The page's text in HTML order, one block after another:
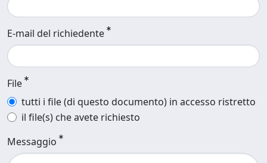
E-mail del richiedente
File
tutti i file (di questo documento) in accesso ristretto
il file(s) che avete richiesto
Messaggio